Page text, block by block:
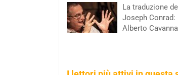
La traduzione
Joseph Conrad:
Alberto Cavanna